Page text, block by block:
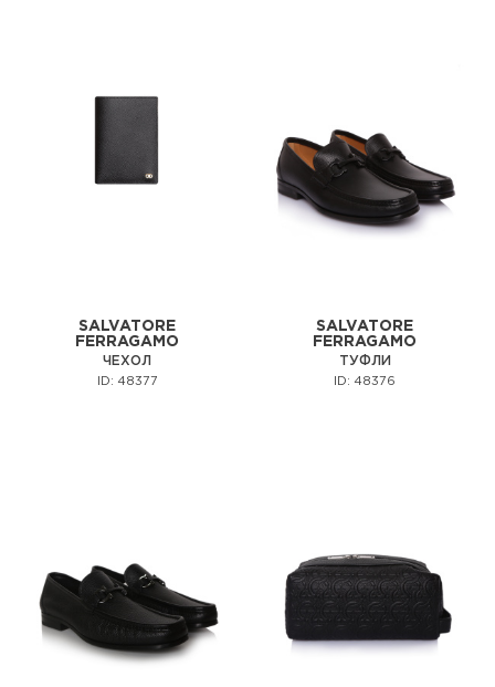
SALVATORE
FERRAGAMO
ЧЕХОЛ
ID: 48377
SALVATORE
FERRAGAMO
ТУФЛИ
ID: 48376